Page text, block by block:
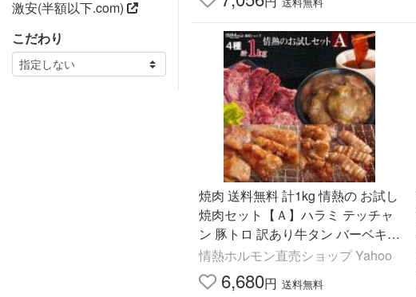
激安(半額以下.com)
こだわり
焼肉 送料無料 計1kg 情熱の お試し
焼肉セット【Ａ】ハラミ テッチャ
ン 豚トロ 訳あり牛タン バーベキュ
ー BBQ 食品 牛肉 豚肉
情熱ホルモン直売ショップ Yahoo
6,680円 送料無料